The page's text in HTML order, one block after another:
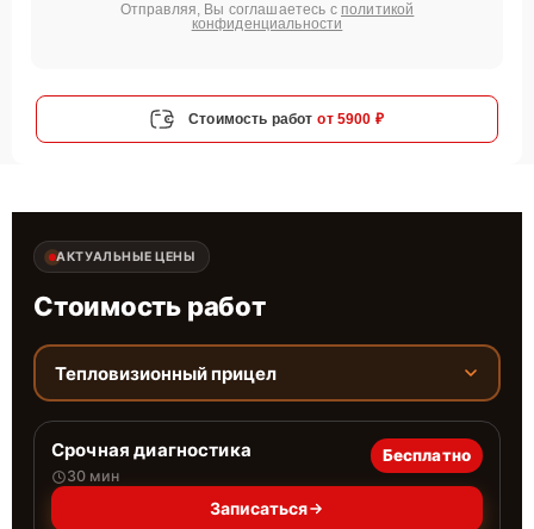
Отправляя, Вы соглашаетесь с политикой
конфиденциальности
Стоимость работ от 5900 ₽
АКТУАЛЬНЫЕ ЦЕНЫ
Стоимость работ
Тепловизионный прицел
Срочная диагностика
30 мин
Бесплатно
Записаться